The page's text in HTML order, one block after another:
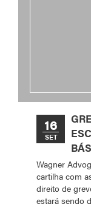
16
SET
Wagner
cartilha com
direito de
estará sendo